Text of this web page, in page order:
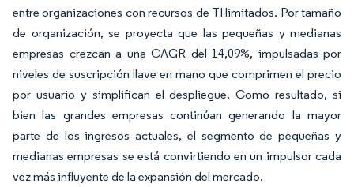
entre organizaciones con recursos de TI limitados. Por tamaño
de organización, se proyecta que las pequeñas y medianas
empresas crezcan a una CAGR del 14,09%, impulsadas por
niveles de suscripción llave en mano que comprimen el precio
por usuario y simplifican el despliegue. Como resultado, si
bien las grandes empresas continúan generando la mayor
parte de los ingresos actuales, el segmento de pequeñas y
medianas empresas se está convirtiendo en un impulsor cada
vez más influyente de la expansión del mercado.